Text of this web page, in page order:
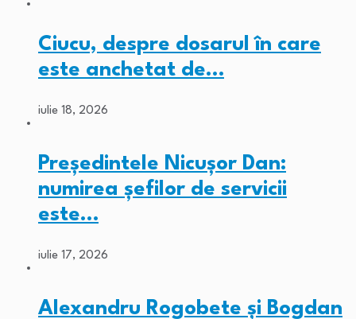
Ciucu, despre dosarul în care
este anchetat de…
iulie 18, 2026
Președintele Nicușor Dan:
numirea șefilor de servicii
este…
iulie 17, 2026
Alexandru Rogobete și Bogdan